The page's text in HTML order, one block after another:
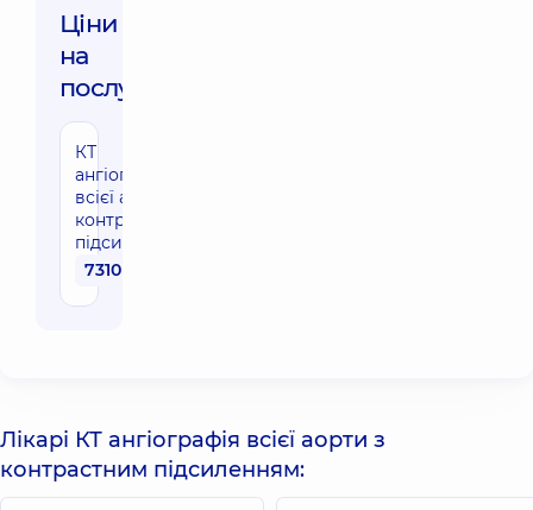
Ціни
на
послуги:
КТ
ангіографія
всієї аорти з
контрастним
підсиленням
7310 грн
Лікарі КТ ангіографія всієї аорти з
контрастним підсиленням: